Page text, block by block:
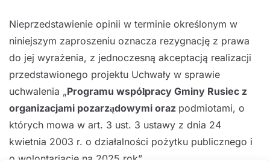
Nieprzedstawienie opinii w terminie określonym w
niniejszym zaproszeniu oznacza rezygnację z prawa
do jej wyrażenia, z jednoczesną akceptacją realizacji
przedstawionego projektu Uchwały w sprawie
uchwalenia „Programu współpracy Gminy Rusiec z
organizacjami pozarządowymi oraz podmiotami, o
których mowa w art. 3 ust. 3 ustawy z dnia 24
kwietnia 2003 r. o działalności pożytku publicznego i
o wolontariacie na 2025 rok”.